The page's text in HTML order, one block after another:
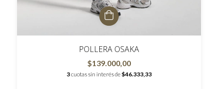
POLLERA OSAKA
$139.000,00
3cuotas sin interés de$46.333,33